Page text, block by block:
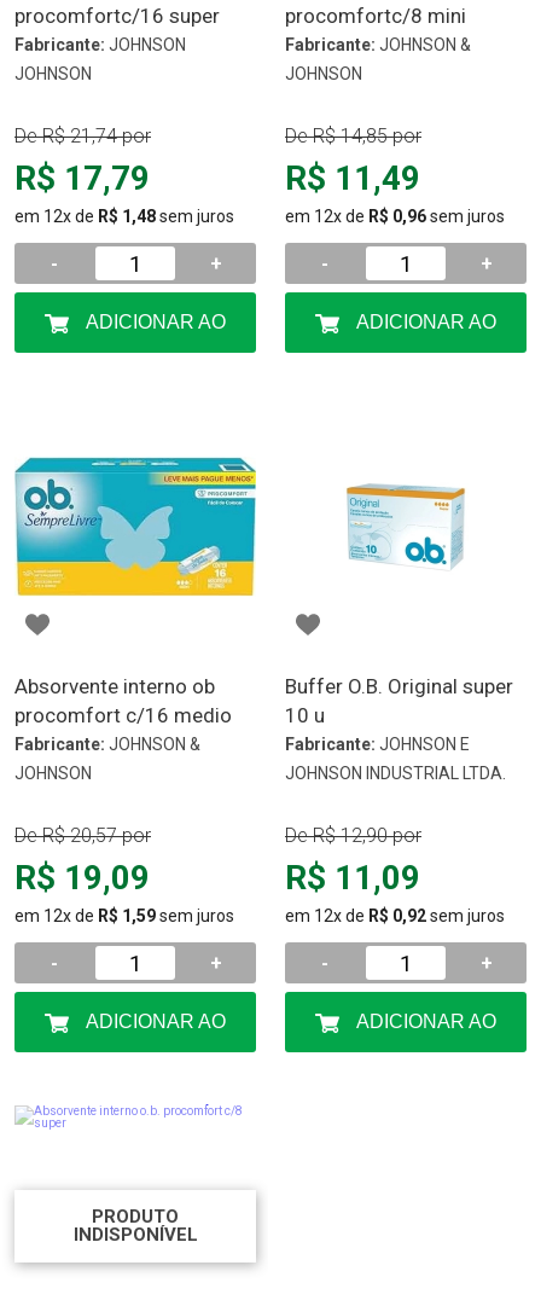
procomfortc/16 super
Fabricante: JOHNSON
JOHNSON
DeR$ 21,74por
R$ 17,79
em 12x de R$ 1,48sem juros
- +
procomfortc/8 mini
Fabricante: JOHNSON &
JOHNSON
DeR$ 14,85por
R$ 11,49
em 12x de R$ 0,96sem juros
- +
Absorvente interno ob
procomfort c/16 medio
Fabricante: JOHNSON &
JOHNSON
DeR$ 20,57por
R$ 19,09
em 12x de R$ 1,59sem juros
- +
Buffer O.B. Original super
10 u
Fabricante: JOHNSON E
JOHNSON INDUSTRIAL LTDA.
DeR$ 12,90por
R$ 11,09
em 12x de R$ 0,92sem juros
- +
PRODUTO
INDISPONÍVEL